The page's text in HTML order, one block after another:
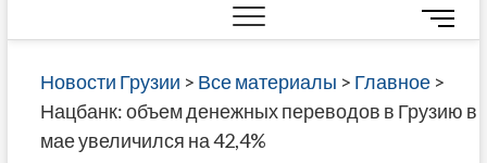
ГРУЗИИ
САЙТЕ
M
e
n
u
Новости Грузии > Все материалы > Главное>
Нацбанк: объем денежных переводов в Грузию в
мае увеличился на 42,4%